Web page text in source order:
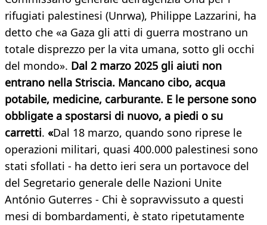
rifugiati palestinesi (Unrwa), Philippe Lazzarini, ha
detto che «a Gaza gli atti di guerra mostrano un
totale disprezzo per la vita umana, sotto gli occhi
del mondo». Dal 2 marzo 2025 gli aiuti non
entrano nella Striscia. Mancano cibo, acqua
potabile, medicine, carburante. E le persone sono
obbligate a spostarsi di nuovo, a piedi o su
carretti. «Dal 18 marzo, quando sono riprese le
operazioni militari, quasi 400.000 palestinesi sono
stati sfollati - ha detto ieri sera un portavoce del
del Segretario generale delle Nazioni Unite
António Guterres - Chi è sopravvissuto a questi
mesi di bombardamenti, è stato ripetutamente